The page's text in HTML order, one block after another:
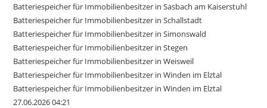
Batteriespeicher für Immobilienbesitzer in Sasbach am Kaiserstuhl
Batteriespeicher für Immobilienbesitzer in Schallstadt
Batteriespeicher für Immobilienbesitzer in Simonswald
Batteriespeicher für Immobilienbesitzer in Stegen
Batteriespeicher für Immobilienbesitzer in Weisweil
Batteriespeicher für Immobilienbesitzer in Winden im Elztal
Batteriespeicher für Immobilienbesitzer in Winden im Elztal
27.06.2026 04:21